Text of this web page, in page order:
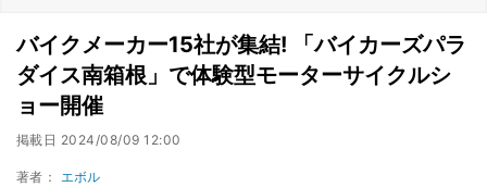
バイクメーカー15社が集結! 「バイカーズパラ
ダイス南箱根」で体験型モーターサイクルシ
ョー開催
掲載日 2024/08/09 12:00
著者： エボル